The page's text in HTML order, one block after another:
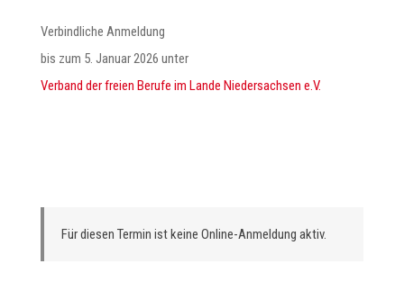
Verbindliche Anmeldung
bis zum 5. Januar 2026 unter
Verband der freien Berufe im Lande Niedersachsen e.V.
Für diesen Termin ist keine Online-Anmeldung aktiv.